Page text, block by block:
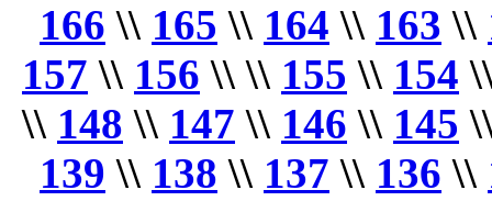
166 \\ 165 \\ 164 \\ 163 \\
157 \\ 156 \\ \\ 155 \\ 154
\\ 148 \\ 147 \\ 146 \\ 145
139 \\ 138 \\ 137 \\ 136 \\